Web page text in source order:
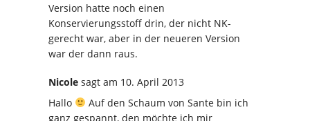
Version hatte noch einen
Konservierungsstoff drin, der nicht NK-
gerecht war, aber in der neueren Version
war der dann raus.
Nicole sagt am 10. April 2013
Hallo
Auf den Schaum von Sante bin ich
ganz gespannt, den möchte ich mir